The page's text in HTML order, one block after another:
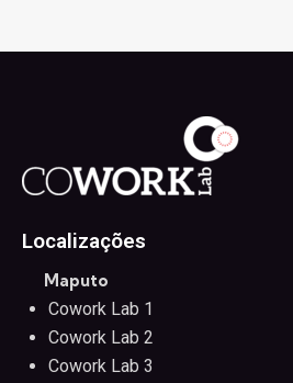
Localizações
Maputo
Cowork Lab 1
Cowork Lab 2
Cowork Lab 3